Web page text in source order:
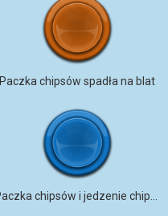
Paczka chipsów spadła na blat